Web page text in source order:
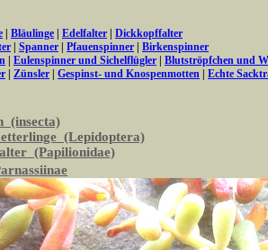
Bläulinge Edelfalter
Dickkopffalter
Spanner Pfauenspinner
Birkenspinner
Eulenspinner und Sichelflügler
Blutströpfchen und
Zünsler Gespinst- und Knospenmotten Echte
(insecta)
(Lepidoptera)
(Papilionidae)